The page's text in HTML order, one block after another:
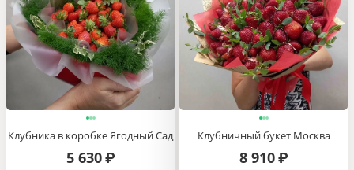
Клубника в коробке Ягодный Сад
5 630 ₽
Клубничный букет Москва
8 910 ₽